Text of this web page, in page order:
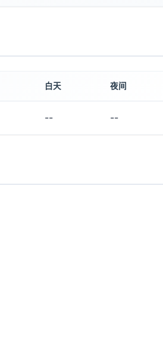
白天 夜间
-- --